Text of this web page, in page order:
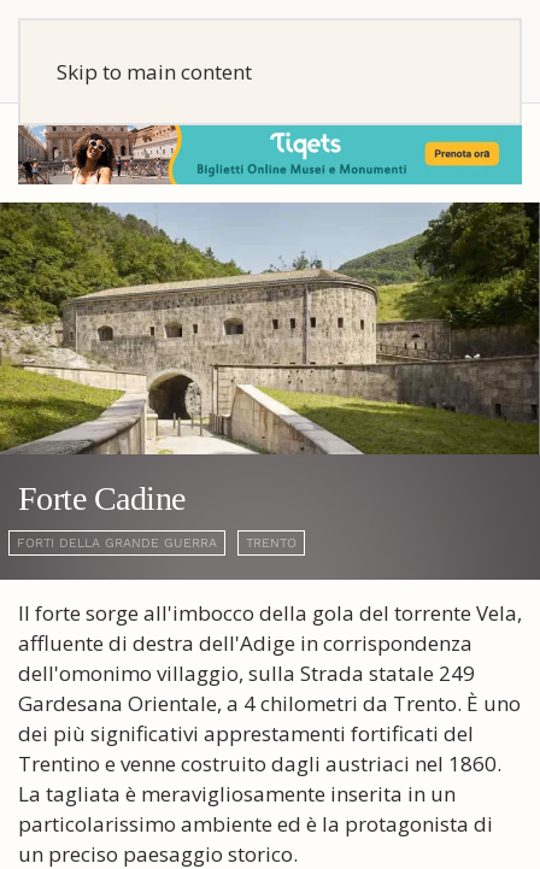
Skip to main content
Forte Cadine
FORTI DELLA GRANDE GUERRA TRENTO
Il forte sorge all'imbocco della gola del torrente Vela,
affluente di destra dell'Adige in corrispondenza
dell'omonimo villaggio, sulla Strada statale 249
Gardesana Orientale, a 4 chilometri da Trento. È uno
dei più significativi apprestamenti fortificati del
Trentino e venne costruito dagli austriaci nel 1860.
La tagliata è meravigliosamente inserita in un
particolarissimo ambiente ed è la protagonista di
un preciso paesaggio storico.